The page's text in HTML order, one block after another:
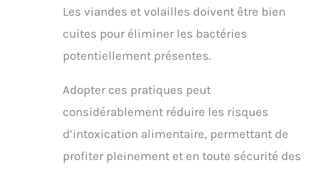
Les viandes et volailles doivent être bien
cuites pour éliminer les bactéries
potentiellement présentes.
Adopter ces pratiques peut
considérablement réduire les risques
d’intoxication alimentaire, permettant de
profiter pleinement et en toute sécurité des